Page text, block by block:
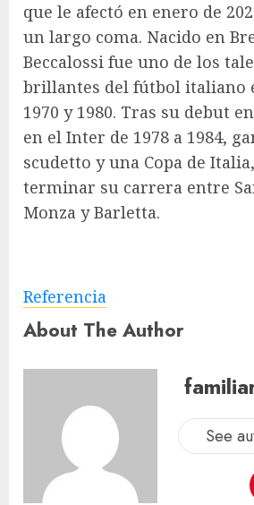
que le afectó en enero de
un largo coma. Nacido en
Beccalossi fue uno de los
brillantes del fútbol italiano
1970 y 1980. Tras su debut
en el Inter de 1978 a 1984,
scudetto y una Copa de
terminar su carrera entre
Monza y Barletta.
Referencia
About The Author
See